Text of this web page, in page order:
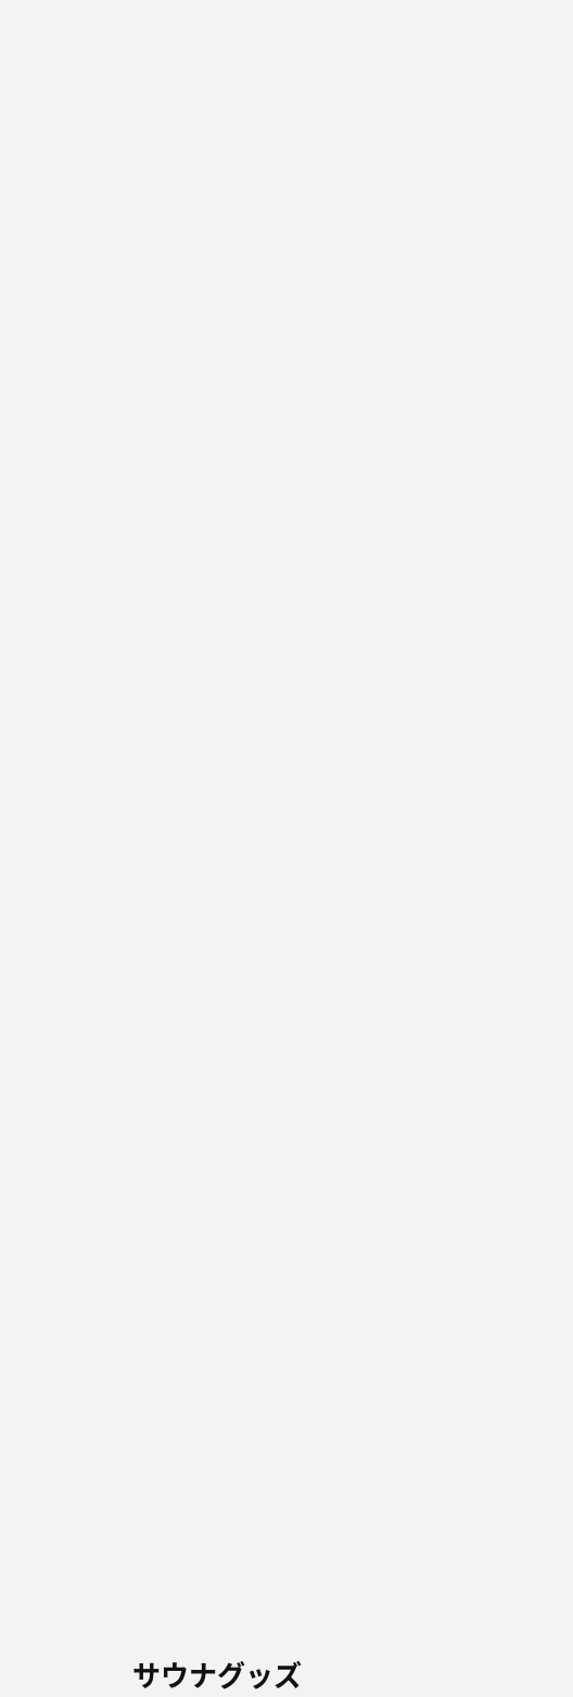
サウナグッズ